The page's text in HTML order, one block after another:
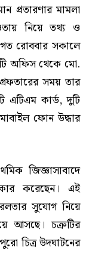
প্রতারণার মামলা
নিয়ে তথ্য ও
গত রোববার সকালে
অফিস থেকে মো.
সময় তার
এটিএম কার্ড, দুটি
ফোন উদ্ধার
জিজ্ঞাসাবাদে
করেছেন। এই
সুযোগ নিয়ে
আসছে। চক্রটির
চিত্র উদঘাটনের